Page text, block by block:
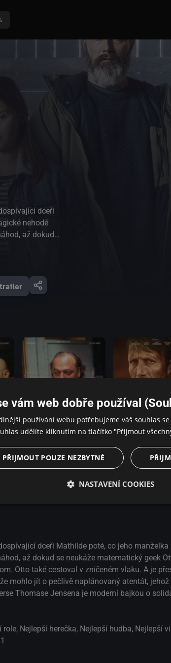
dceři
nehodě
až dokud
Otto také
že mohlo
nakonec
náhodnosti
Nejlepší
vedlejší role
Dealer III
Bastard
dceři Mathilde poté, co jeho
až dokud se neukáže matematický geek
Otto také cestoval v zničeném vlaku. A je
mohlo jít o pečlivě naplánovaný atentát,
Thomase Jensena je moderní bajkou o
Nejlepší herečka, Nejlepší hudba, Nejlepší
vám web dobře používal
používání webu potřebujeme váš souhlas
udělíte kliknutím na tlačítko "Přijmout
PŘIJMOUT POUZE NEZBYTNÉ
NASTAVENÍ COOKIES